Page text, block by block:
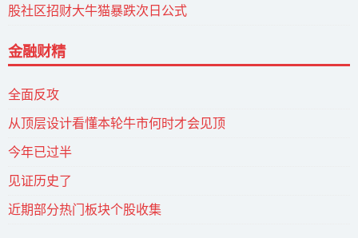
股社区招财大牛猫暴跌次日公式
金融财精
全面反攻
从顶层设计看懂本轮牛市何时才会见顶
今年已过半
见证历史了
近期部分热门板块个股收集